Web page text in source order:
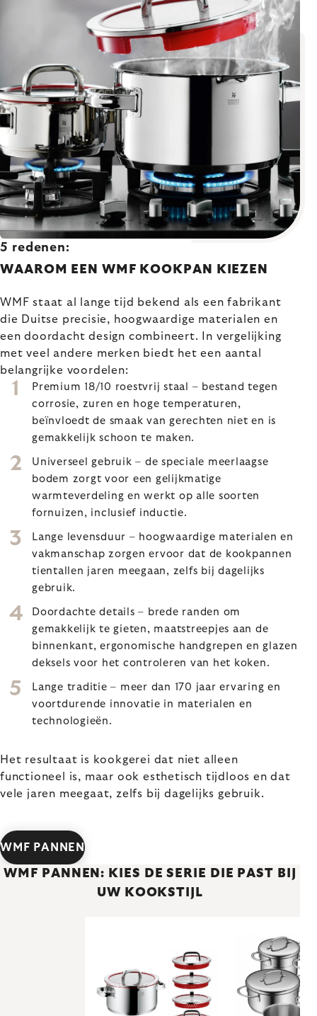
5 redenen:
WAAROM EEN WMF KOOKPAN KIEZEN
WMF staat al lange tijd bekend als een fabrikant
die Duitse precisie, hoogwaardige materialen en
een doordacht design combineert. In vergelijking
met veel andere merken biedt het een aantal
belangrijke voordelen:
Premium 18/10 roestvrij staal – bestand tegen
corrosie, zuren en hoge temperaturen,
beïnvloedt de smaak van gerechten niet en is
gemakkelijk schoon te maken.
Universeel gebruik – de speciale meerlaagse
bodem zorgt voor een gelijkmatige
warmteverdeling en werkt op alle soorten
fornuizen, inclusief inductie.
Lange levensduur – hoogwaardige materialen en
vakmanschap zorgen ervoor dat de kookpannen
tientallen jaren meegaan, zelfs bij dagelijks
gebruik.
Doordachte details – brede randen om
gemakkelijk te gieten, maatstreepjes aan de
binnenkant, ergonomische handgrepen en glazen
deksels voor het controleren van het koken.
Lange traditie – meer dan 170 jaar ervaring en
voortdurende innovatie in materialen en
technologieën.
Het resultaat is kookgerei dat niet alleen
functioneel is, maar ook esthetisch tijdloos en dat
vele jaren meegaat, zelfs bij dagelijks gebruik.
WMF PANNEN
WMF PANNEN: KIES DE SERIE DIE PAST BIJ
UW KOOKSTIJL